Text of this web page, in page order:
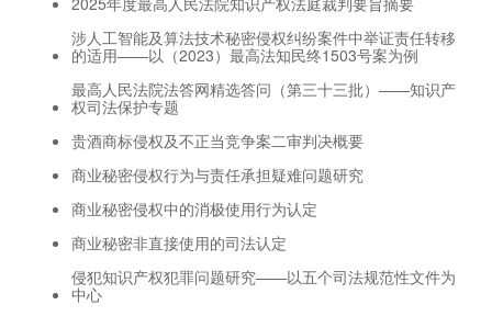
涉人工智能及算法技术秘密侵权纠纷案件中举证责任转移
的适用——以（2023）最高法知民终1503号案为例
最高人民法院法答网精选答问（第三十三批）——知识产
权司法保护专题
贵酒商标侵权及不正当竞争案二审判决概要
商业秘密侵权行为与责任承担疑难问题研究
商业秘密侵权中的消极使用行为认定
商业秘密非直接使用的司法认定
侵犯知识产权犯罪问题研究——以五个司法规范性文件为
中心